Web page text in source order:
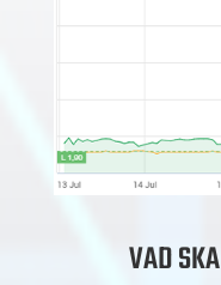
VAD